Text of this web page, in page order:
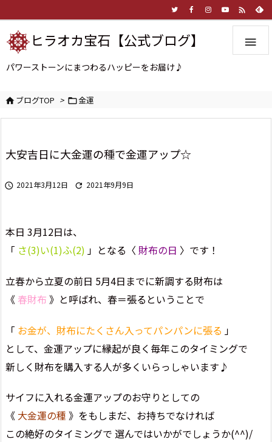


ヒラオカ宝石【公式ブログ】
パワーストーンにまつわるハッピーをお届け♪
ブログTOP > 金運
大安吉日に大金運の種で金運アップ☆
 2021年3月12日  2021年9月9日
本日 3月12日は、
「 さ(3)い(1)ふ(2) 」となる〈 財布の日 〉です！
立春から立夏の前日 5月4日までに新調する財布は
《 春財布 》と呼ばれ、春＝張るということで
「 お金が、財布にたくさん入ってパンパンに張る 」
として、金運アップに縁起が良く毎年このタイミングで
新しく財布を購入する人が多くいらっしゃいます♪
サイフに入れる金運アップのお守りとしての
《 大金運の種 》をもしまだ、お持ちでなければ
この絶好のタイミングで 選んではいかがでしょうか(^^)/